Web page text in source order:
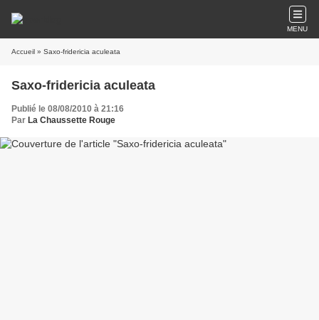
MENU
Accueil » Saxo-fridericia aculeata
Saxo-fridericia aculeata
Publié le 08/08/2010 à 21:16
Par La Chaussette Rouge